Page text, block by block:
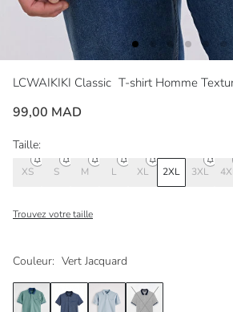
LCWAIKIKI Classic T-shirt Homme
99,00 MAD
Couleur: Vert Jacquard
Taille:
XS S M L XL 2XL 3XL
Trouvez votre taille